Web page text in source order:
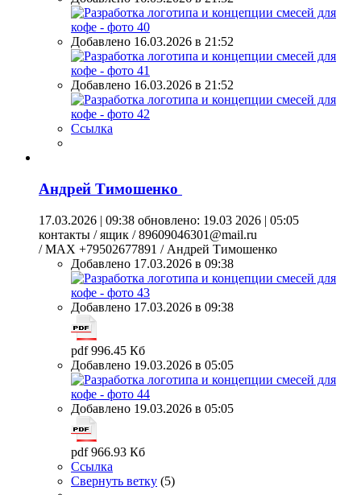
Добавлено 16.03.2026 в 21:52
Добавлено 16.03.2026 в 21:52
Ссылка
Андрей Тимошенко
17.03.2026 | 09:38 обновлено: 19.03 2026 | 05:05
контакты / ящик / 89609046301@mail.ru
/ MAX +79502677891 / Андрей Тимошенко
Добавлено 17.03.2026 в 09:38
Добавлено 17.03.2026 в 09:38
pdf 996.45 Кб
Добавлено 19.03.2026 в 05:05
Добавлено 19.03.2026 в 05:05
pdf 966.93 Кб
Ссылка
Свернуть ветку (5)